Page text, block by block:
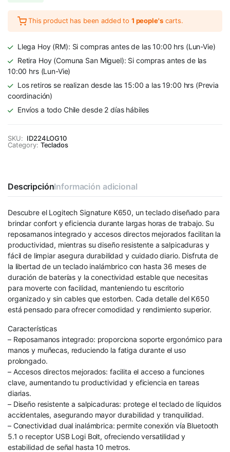
This product has been added to 1 people's carts.
Llega Hoy (RM): Si compras antes de las 10:00 hrs (Lun-Vie)
Retira Hoy (Comuna San Miguel): Si compras antes de las
10:00 hrs (Lun-Vie)
Los retiros se realizan desde las 15:00 a las 19:00 hrs (Previa
coordinación)
Envíos a todo Chile desde 2 días hábiles
SKU: ID224LOG10
Category: Teclados
DescripciónInformación adicional
Descubre el Logitech Signature K650, un teclado diseñado para
brindar confort y eficiencia durante largas horas de trabajo. Su
reposamanos integrado y accesos directos mejorados facilitan la
productividad, mientras su diseño resistente a salpicaduras y
fácil de limpiar asegura durabilidad y cuidado diario. Disfruta de
la libertad de un teclado inalámbrico con hasta 36 meses de
duración de baterías y la conectividad estable que necesitas
para moverte con facilidad, manteniendo tu escritorio
organizado y sin cables que estorben. Cada detalle del K650
está pensado para ofrecer comodidad y rendimiento superior.
Características
– Reposamanos integrado: proporciona soporte ergonómico para
manos y muñecas, reduciendo la fatiga durante el uso
prolongado.
– Accesos directos mejorados: facilita el acceso a funciones
clave, aumentando tu productividad y eficiencia en tareas
diarias.
– Diseño resistente a salpicaduras: protege el teclado de líquidos
accidentales, asegurando mayor durabilidad y tranquilidad.
– Conectividad dual inalámbrica: permite conexión vía Bluetooth
5.1 o receptor USB Logi Bolt, ofreciendo versatilidad y
estabilidad de señal hasta 10 metros.